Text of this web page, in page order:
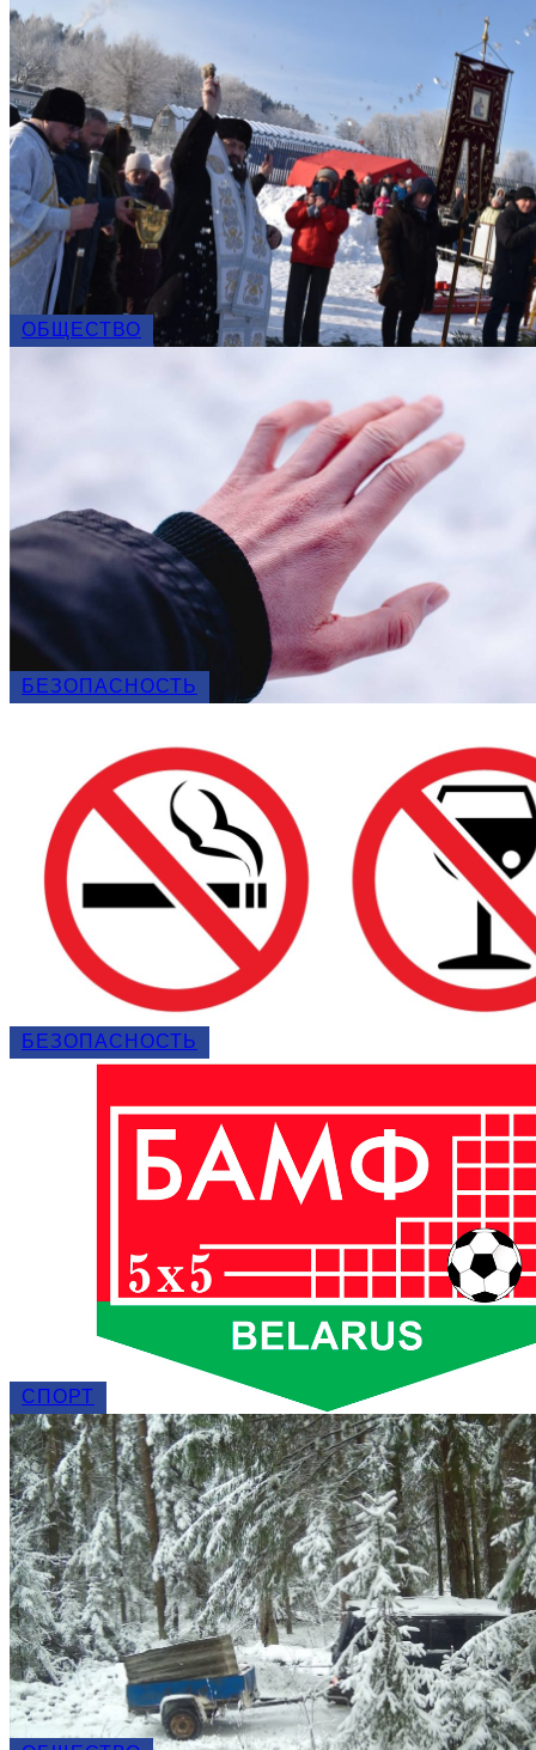
ОБЩЕСТВО
БЕЗОПАСНОСТЬ
БЕЗОПАСНОСТЬ
СПОРТ